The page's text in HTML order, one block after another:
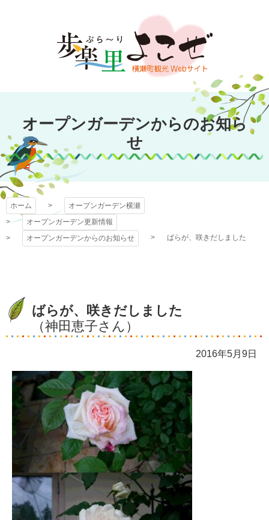
文
キ
プ
オープンガーデン
横瀬
オープンガーデンからのお知ら
せ
ホーム
オープンガーデン横瀬
オープンガーデン更新情報
オープンガーデンからのお知らせ
ばらが、咲きだしました
ばらが、咲きだしました
（神田恵子さん）
2016年5月9日